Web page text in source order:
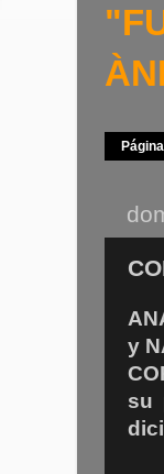
y
su